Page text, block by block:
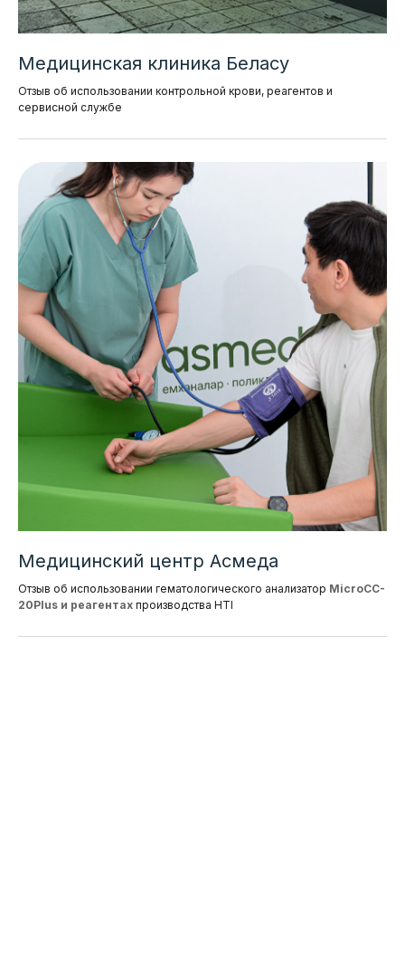
Медицинская клиника Беласу
Отзыв об использовании контрольной крови, реагентов и
сервисной службе
Медицинский центр Асмеда
Отзыв об использовании гематологического анализатор МicroCC-
20Plus и реагентах производства HTI